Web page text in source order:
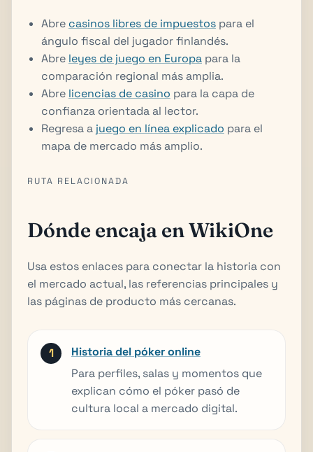
Abre casinos libres de impuestos para el
ángulo fiscal del jugador finlandés.
Abre leyes de juego en Europa para la
comparación regional más amplia.
Abre licencias de casino para la capa de
confianza orientada al lector.
Regresa a juego en línea explicado para el
mapa de mercado más amplio.
RUTA RELACIONADA
Dónde encaja en WikiOne
Usa estos enlaces para conectar la historia con
el mercado actual, las referencias principales y
las páginas de producto más cercanas.
Historia del póker online
Para perfiles, salas y momentos que
explican cómo el póker pasó de
cultura local a mercado digital.